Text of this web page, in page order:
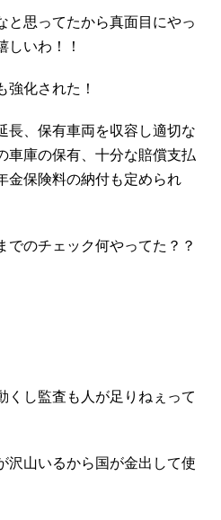
と思ってたから真面目にやっ
しいわ！！
強化された！
長、保有車両を収容し適切な
車庫の保有、十分な賠償支払
金保険料の納付も定められ
でのチェック何やってた？？
くし監査も人が足りねぇって
沢山いるから国が金出して使